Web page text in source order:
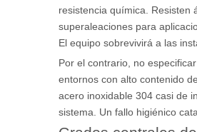
resistencia química. Resisten
superaleaciones para
El equipo sobrevivirá a las
Por el contrario, no
entornos con alto contenido
acero inoxidable 304 casi de
sistema. Un fallo higiénico